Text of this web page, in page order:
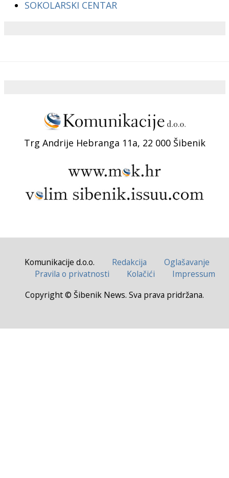
SOKOLARSKI CENTAR
Trg Andrije Hebranga 11a, 22 000 Šibenik
Komunikacije d.o.o. Redakcija
Oglašavanje
Pravila o privatnosti
Kolačići
Impressum
Copyright © Šibenik News. Sva prava pridržana.